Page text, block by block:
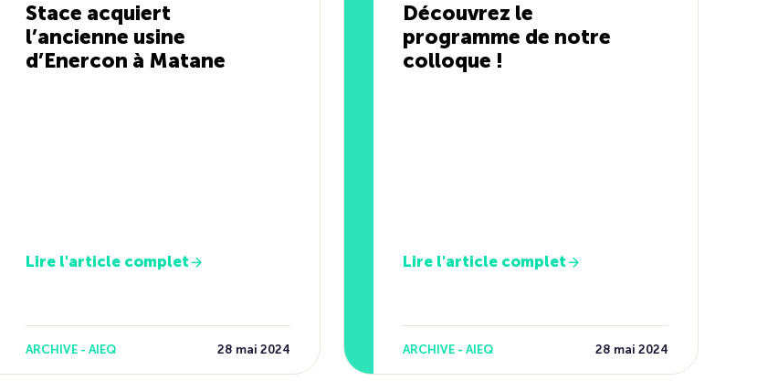
Stace acquiert
l’ancienne usine
d’Enercon à Matane
Lire l'article complet
ARCHIVE - AIEQ 28 mai 2024
Découvrez le
programme de notre
colloque !
Lire l'article complet
ARCHIVE - AIEQ 28 mai 2024